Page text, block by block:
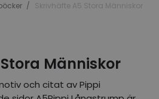
Skrivhäfte A5 Stora Människor
Människor
och citat av Pippi